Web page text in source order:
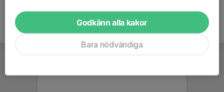
Godkänn alla kakor
Bara nödvändiga